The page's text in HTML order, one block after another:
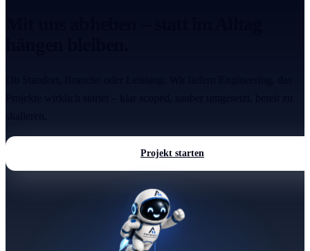
Projekt starten